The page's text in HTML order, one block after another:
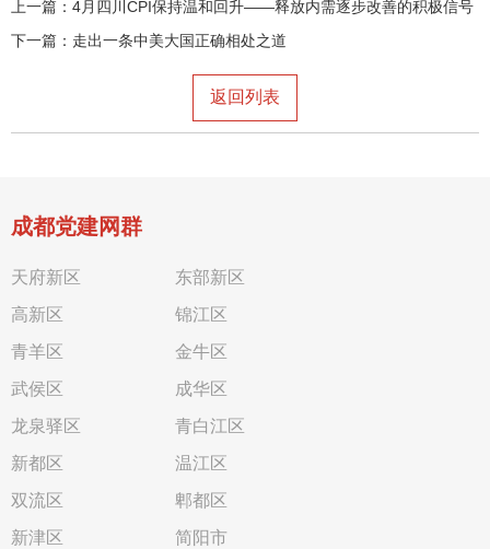
上一篇： 4月四川CPI保持温和回升——释放内需逐步改善的积极信号
下一篇： 走出一条中美大国正确相处之道
返回列表
成都党建网群
天府新区
东部新区
高新区
锦江区
青羊区
金牛区
武侯区
成华区
龙泉驿区
青白江区
新都区
温江区
双流区
郫都区
新津区
简阳市